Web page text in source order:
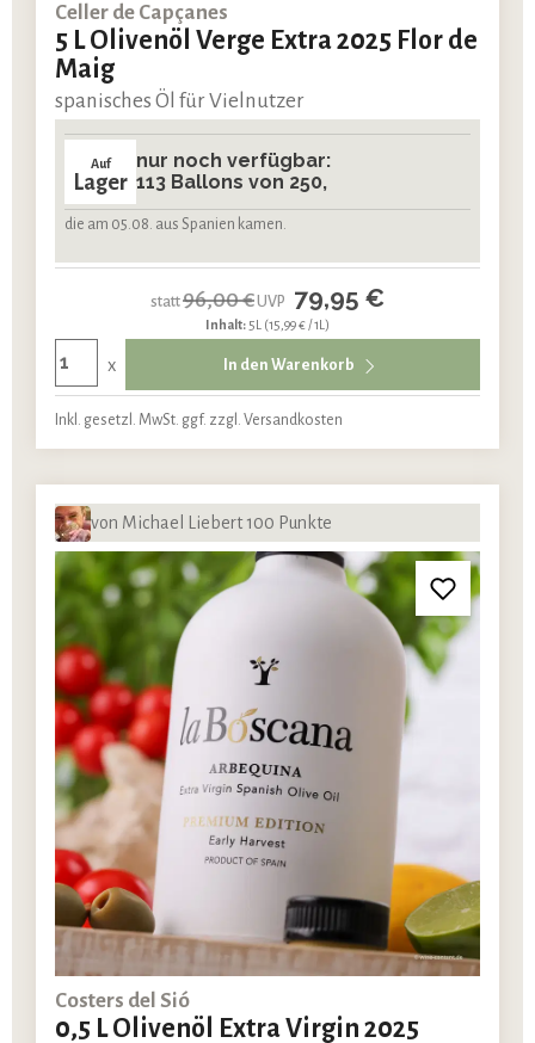
Celler de Capçanes
5 L Olivenöl Verge Extra 2025 Flor de
Maig
spanisches Öl für Vielnutzer
Auf
Lager
nur noch verfügbar:
113 Ballons von 250,
die am 05.08. aus Spanien kamen.
statt96,00 €UVP 79,95 €
Inhalt: 5L (15,99 € / 1L)
x In den Warenkorb
Inkl. gesetzl. MwSt. ggf. zzgl. Versandkosten
von Michael Liebert 100 Punkte
Costers del Sió
0,5 L Olivenöl Extra Virgin 2025